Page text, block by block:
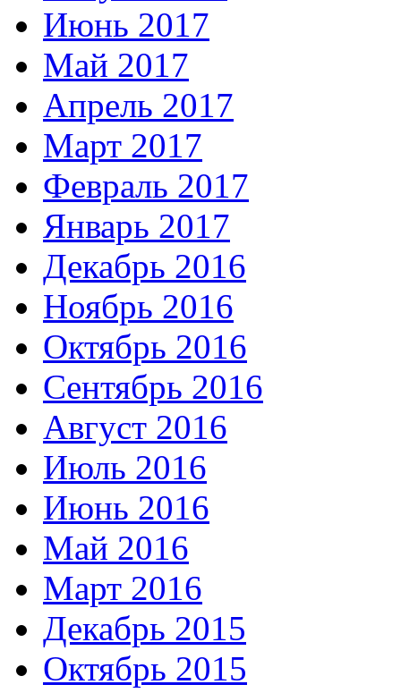
Июнь 2017
Май 2017
Апрель 2017
Март 2017
Февраль 2017
Январь 2017
Декабрь 2016
Ноябрь 2016
Октябрь 2016
Сентябрь 2016
Август 2016
Июль 2016
Июнь 2016
Май 2016
Март 2016
Декабрь 2015
Октябрь 2015